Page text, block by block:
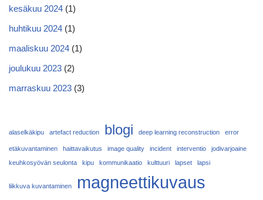
kesäkuu 2024 (1)
huhtikuu 2024 (1)
maaliskuu 2024 (1)
joulukuu 2023 (2)
marraskuu 2023 (3)
alaselkäkipu artefact reduction blogi deep learning reconstruction error
etäkuvantaminen haittavaikutus image quality incident interventio
jodivarjoaine
keuhkosyövän seulonta
kipu kommunikaatio kulttuuri lapset lapsi
liikkuva kuvantaminen magneettikuvaus